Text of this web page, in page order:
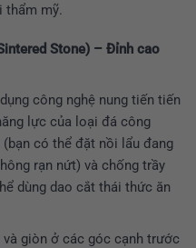
thẩm mỹ.
Stone) – Đỉnh cao
công nghệ nung tiến tiến
lực của loại đá công
có thể đặt nồi lẩu đang
rạn nứt) và chống trầy
dùng dao cắt thái thức ăn
giòn ở các góc cạnh trước